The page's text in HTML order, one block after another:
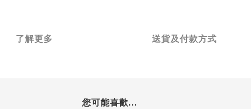
了解更多 送貨及付款方式
您可能喜歡...